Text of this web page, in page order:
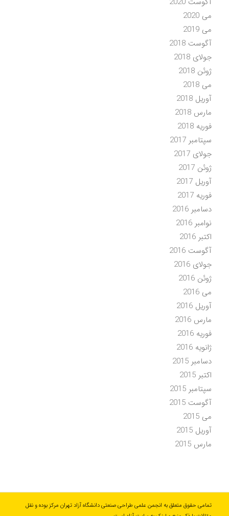
می 2020
می 2019
آگوست 2018
جولای 2018
ژوئن 2018
می 2018
آوریل 2018
مارس 2018
فوریه 2018
سپتامبر 2017
جولای 2017
ژوئن 2017
آوریل 2017
فوریه 2017
دسامبر 2016
نوامبر 2016
اکتبر 2016
آگوست 2016
جولای 2016
ژوئن 2016
می 2016
آوریل 2016
مارس 2016
فوریه 2016
ژانویه 2016
دسامبر 2015
اکتبر 2015
سپتامبر 2015
آگوست 2015
می 2015
آوریل 2015
مارس 2015
تمامی حقوق متعلق به انجمن علمی طراحی صنعتی دانشگاه آزاد تهران مرکز بوده و نقل